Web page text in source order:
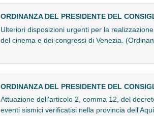
ORDINANZA DEL PRESIDENTE DEL
Ulteriori disposizioni urgenti per la
del cinema e dei congressi di Venezia.
ORDINANZA DEL PRESIDENTE DEL
Attuazione dell'articolo 2, comma 12, del
eventi sismici verificatisi nella provincia